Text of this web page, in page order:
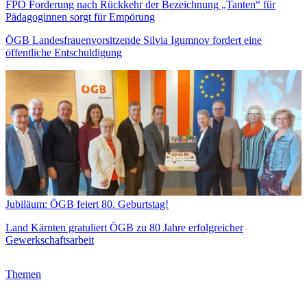
FPÖ Forderung nach Rückkehr der Bezeichnung „Tanten“ für
Pädagoginnen sorgt für Empörung
ÖGB Landesfrauenvorsitzende Silvia Igumnov fordert eine
öffentliche Entschuldigung
Jubiläum: ÖGB feiert 80. Geburtstag!
Land Kärnten gratuliert ÖGB zu 80 Jahre erfolgreicher
Gewerkschaftsarbeit
Themen